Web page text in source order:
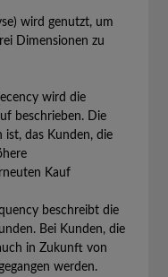
wird genutzt, um
Dimensionen zu
wird die
beschrieben. Die
ist, das Kunden, die
Kauf
beschreibt die
Bei Kunden, die
in Zukunft von
werden.